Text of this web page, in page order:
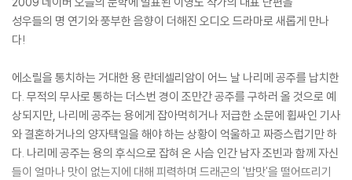
성우들의 명 연기와 풍부한 음향이 더해진 오디오 드라마로 새롭게 만나
다!
에소릴을 통치하는 거대한 용 란데셀리암이 어느 날 나리메 공주를 납치한
다. 무적의 무사로 통하는 더스번 경이 조만간 공주를 구하러 올 것으로 예
상되지만, 나리메 공주는 용에게 잡아먹히거나 저급한 소문에 휩싸인 기사
와 결혼하거나의 양자택일을 해야 하는 상황이 억울하고 짜증스럽기만 하
다. 나리메 공주는 용의 후식으로 잡혀 온 사슴 인간 남자 조빈과 함께 자신
들이 얼마나 맛이 없는지에 대해 피력하며 드래곤의 '밥맛'을 떨어뜨리기